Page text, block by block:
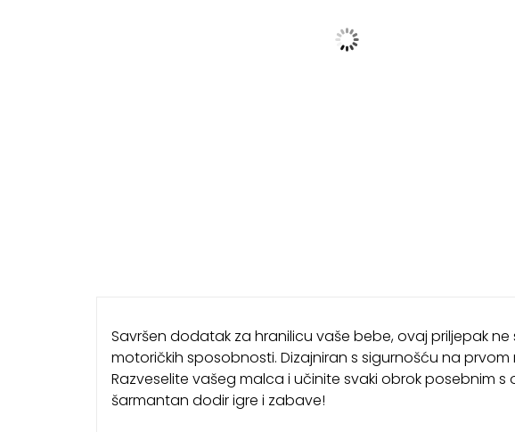
Savršen dodatak za hranilicu vaše bebe, ovaj priljepak
motoričkih sposobnosti. Dizajniran s sigurnošću na
Razveselite vašeg malca i učinite svaki obrok posebnim
šarmantan dodir igre i zabave!